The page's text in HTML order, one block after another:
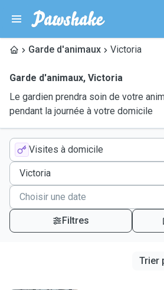
Garde d'animaux Victoria
Garde d'animaux, Victoria
Le gardien prendra soin de votre
pendant la journée à votre domicile
Visites à domicile
Filtres
Trier